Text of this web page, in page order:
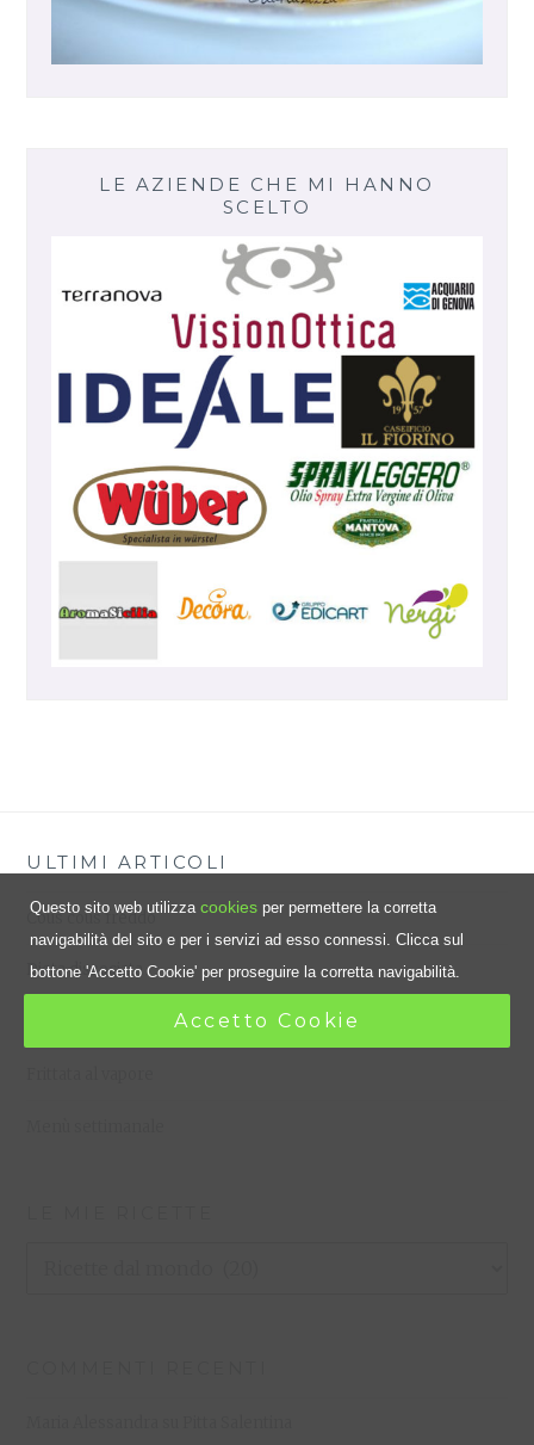
LE AZIENDE CHE MI HANNO
SCELTO
ULTIMI ARTICOLI
Cous cous freddo
Dieta dissociata
Dado vegetale fatto in casa
Questo sito web utilizza cookies per permettere la corretta
navigabilità del sito e per i servizi ad esso connessi. Clicca sul
bottone 'Accetto Cookie' per proseguire la corretta navigabilità.
Accetto Cookie